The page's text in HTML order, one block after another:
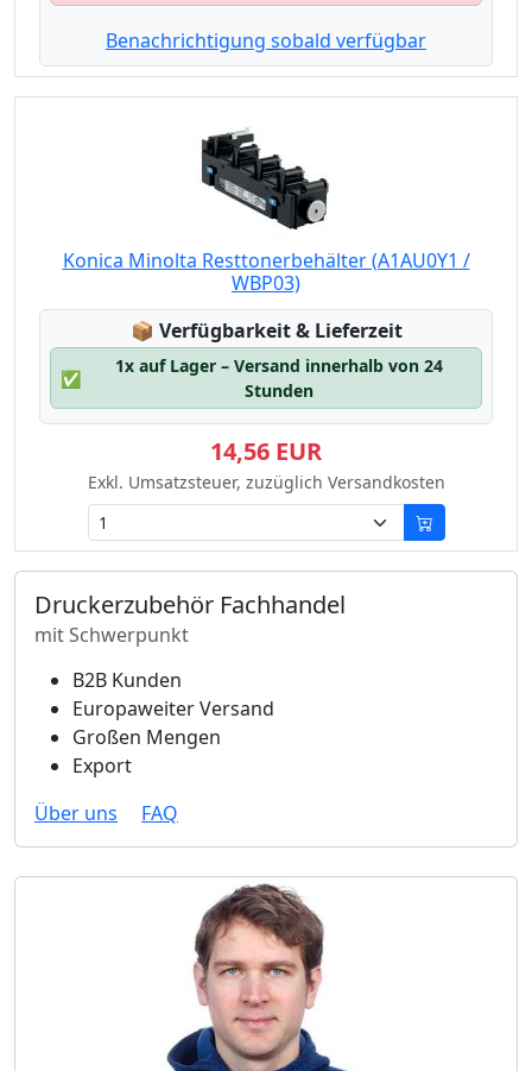
Benachrichtigung sobald verfügbar
Konica Minolta Resttonerbehälter (A1AU0Y1 /
WBP03)
📦 Lagerstatus:
Verfügbarkeit & Lieferzeit
✅
1x auf Lager – Versand innerhalb von 24
Stunden
14,56 EUR
Exkl. Umsatzsteuer, zuzüglich Versandkosten
Druckerzubehör Fachhandel
mit Schwerpunkt
B2B Kunden
Europaweiter Versand
Großen Mengen
Export
Über uns
FAQ